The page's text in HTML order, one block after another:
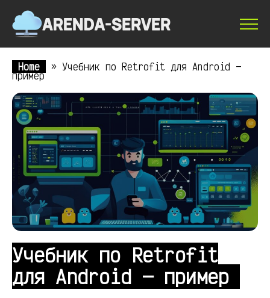
Home » Учебник по Retrofit для Android —
пример
Учебник по Retrofit
для Android — пример